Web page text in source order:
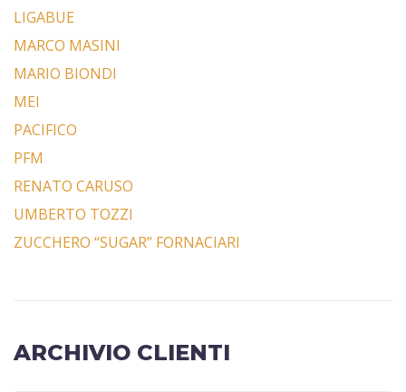
LIGABUE
MARCO MASINI
MARIO BIONDI
MEI
PACIFICO
PFM
RENATO CARUSO
UMBERTO TOZZI
ZUCCHERO “SUGAR” FORNACIARI
ARCHIVIO CLIENTI